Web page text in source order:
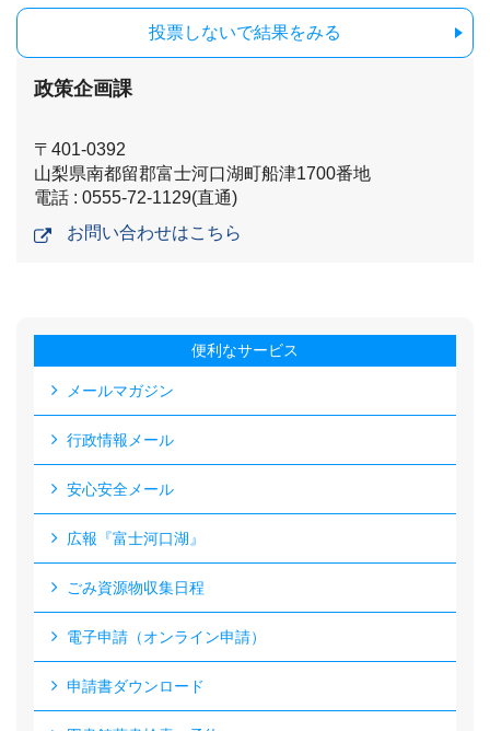
投票しないで結果をみる
政策企画課
〒401-0392
山梨県南都留郡富士河口湖町船津1700番地
電話 : 0555-72-1129(直通)
お問い合わせはこちら
便利なサービス
メールマガジン
行政情報メール
安心安全メール
広報『富士河口湖』
ごみ資源物収集日程
電子申請（オンライン申請）
申請書ダウンロード